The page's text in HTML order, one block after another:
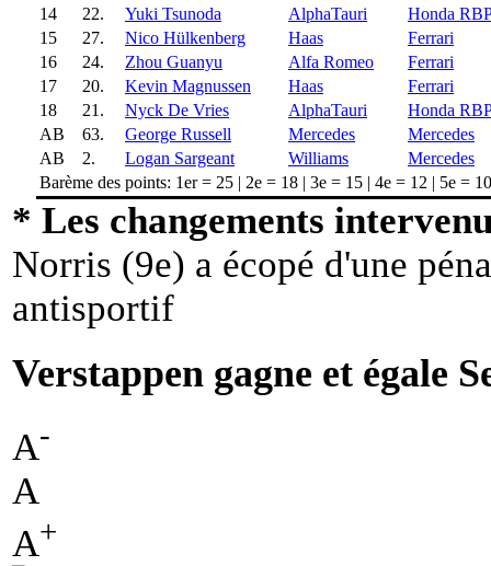
14
22. Yuki Tsunoda AlphaTauri
Honda
15
27. Nico Hülkenberg Haas
Ferrari
16
24. Zhou Guanyu Alfa Romeo
Ferrari
17
20. Kevin Magnussen Haas
Ferrari
18
21. Nyck De Vries AlphaTauri
Honda
AB
63. George Russell Mercedes
Mercedes
AB
2. Logan Sargeant Williams
Mercedes
Barème des points: 1er = 25 | 2e = 18 | 3e = 15 | 4e = 12 | 5e =
* Les changements
Norris (9e) a écopé d'une
antisportif
Verstappen gagne et égale
A-
A
A+